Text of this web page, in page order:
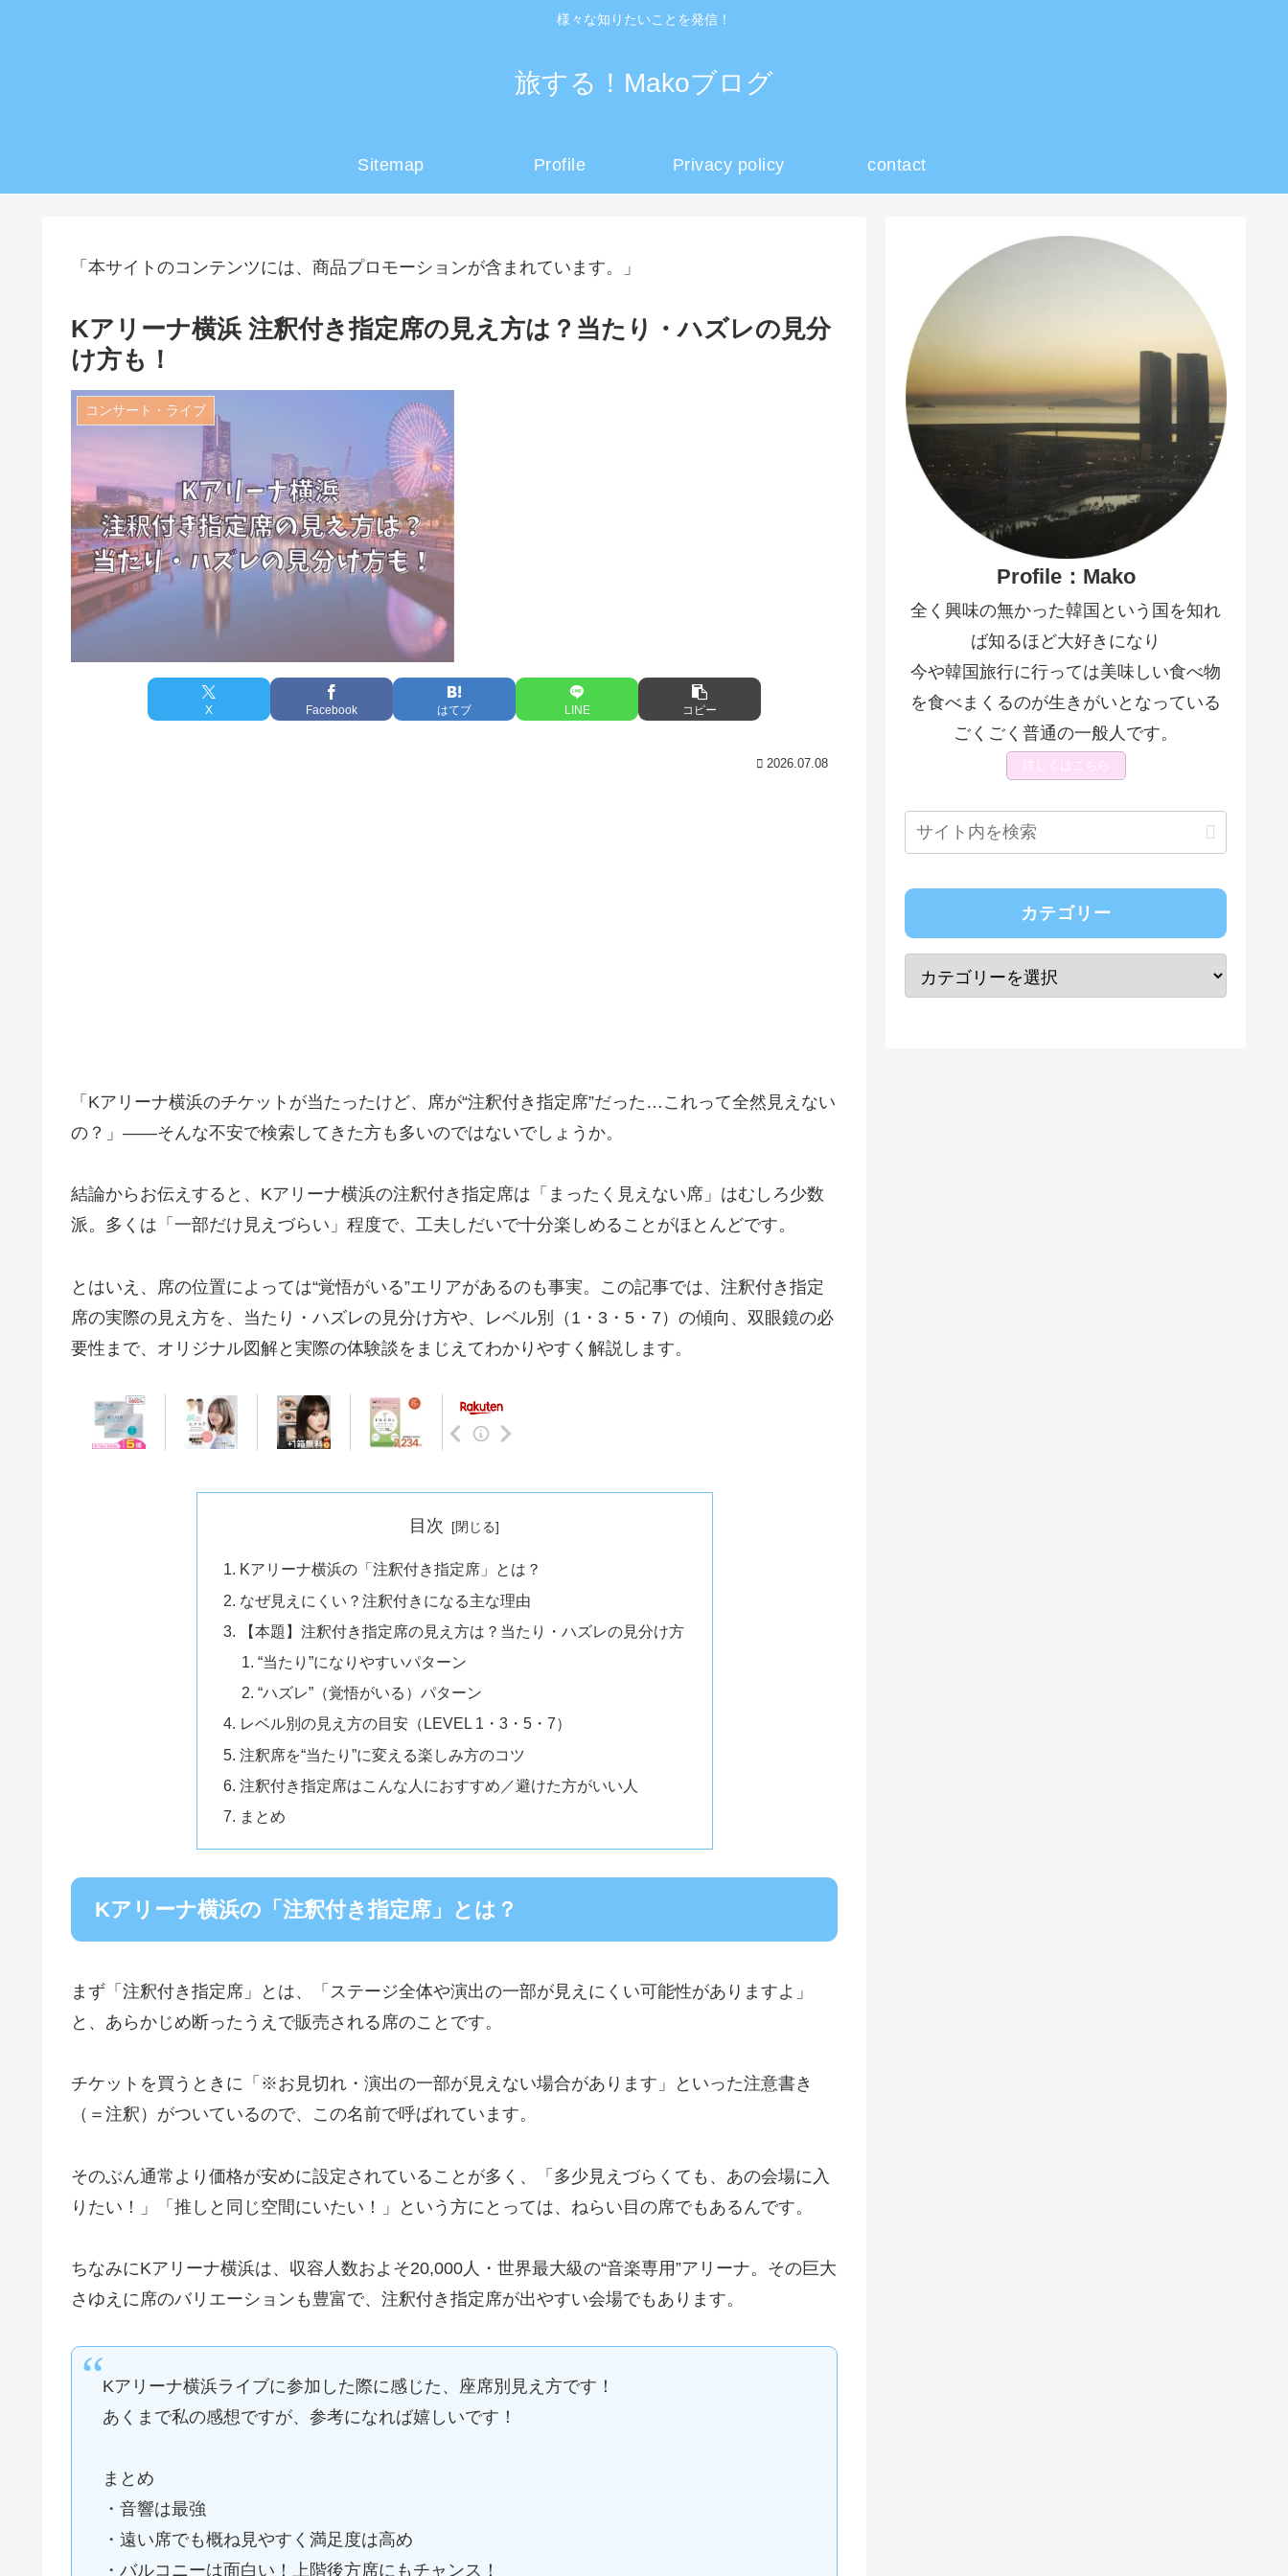
様々な知りたいことを発信！
旅する！Makoブログ
Sitemap Profile Privacy policy contact
「本サイトのコンテンツには、商品プロモーションが含まれています。」
Kアリーナ横浜 注釈付き指定席の見え方は？当たり・ハズレの見分
け方も！
コンサート・ライブ
X Facebook はてブ LINE コピー
2026.07.08
「Kアリーナ横浜のチケットが当たったけど、席が“注釈付き指定席”だった…これって全然見えない
の？」――そんな不安で検索してきた方も多いのではないでしょうか。
結論からお伝えすると、Kアリーナ横浜の注釈付き指定席は「まったく見えない席」はむしろ少数
派。多くは「一部だけ見えづらい」程度で、工夫しだいで十分楽しめることがほとんどです。
とはいえ、席の位置によっては“覚悟がいる”エリアがあるのも事実。この記事では、注釈付き指定
席の実際の見え方を、当たり・ハズレの見分け方や、レベル別（1・3・5・7）の傾向、双眼鏡の必
要性まで、オリジナル図解と実際の体験談をまじえてわかりやすく解説します。
目次
Kアリーナ横浜の「注釈付き指定席」とは？
なぜ見えにくい？注釈付きになる主な理由
【本題】注釈付き指定席の見え方は？当たり・ハズレの見分け方
“当たり”になりやすいパターン
“ハズレ”（覚悟がいる）パターン
レベル別の見え方の目安（LEVEL 1・3・5・7）
注釈席を“当たり”に変える楽しみ方のコツ
注釈付き指定席はこんな人におすすめ／避けた方がいい人
まとめ
Kアリーナ横浜の「注釈付き指定席」とは？
まず「注釈付き指定席」とは、「ステージ全体や演出の一部が見えにくい可能性がありますよ」
と、あらかじめ断ったうえで販売される席のことです。
チケットを買うときに「※お見切れ・演出の一部が見えない場合があります」といった注意書き
（＝注釈）がついているので、この名前で呼ばれています。
そのぶん通常より価格が安めに設定されていることが多く、「多少見えづらくても、あの会場に入
りたい！」「推しと同じ空間にいたい！」という方にとっては、ねらい目の席でもあるんです。
ちなみにKアリーナ横浜は、収容人数およそ20,000人・世界最大級の“音楽専用”アリーナ。その巨大
さゆえに席のバリエーションも豊富で、注釈付き指定席が出やすい会場でもあります。
Kアリーナ横浜ライブに参加した際に感じた、座席別見え方です！
あくまで私の感想ですが、参考になれば嬉しいです！
まとめ
・音響は最強
・遠い席でも概ね見やすく満足度は高め
・バルコニーは面白い！上階後方席にもチャンス！
Profile：Mako
全く興味の無かった韓国という国を知れ
ば知るほど大好きになり
今や韓国旅行に行っては美味しい食べ物
を食べまくるのが生きがいとなっている
ごくごく普通の一般人です。
詳しくはこちら
カテゴリー